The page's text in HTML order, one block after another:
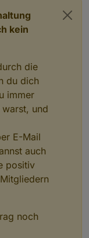
kein
die
du dich
immer
und
E-Mail
auch
positiv
noch